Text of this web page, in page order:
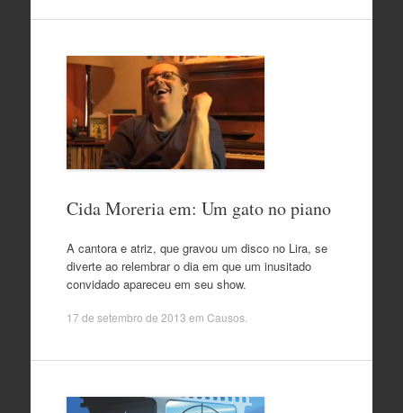
Cida Moreria em: Um gato no piano
A cantora e atriz, que gravou um disco no Lira, se
diverte ao relembrar o dia em que um inusitado
convidado apareceu em seu show.
17 de setembro de 2013 em Causos.